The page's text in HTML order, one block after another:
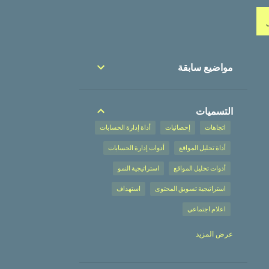
مواضيع سابقة
التسميات
اتجاهات إحصائيات أداة إدارة الحسابات
أداة تحليل المواقع أدوات إدارة الحسابات
أدوات تحليل المواقع استراتيجية النمو
استراتيجية تسويق المحتوى استهداف
اعلام اجتماعي
عرض المزيد